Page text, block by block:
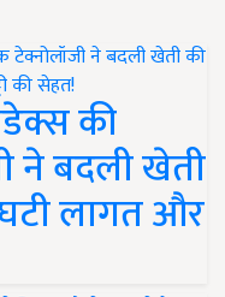
की
ने बदली खेती
लागत और